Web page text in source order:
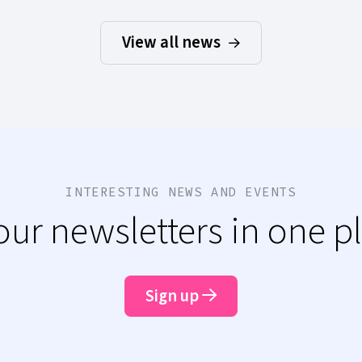
View all news
INTERESTING NEWS AND EVENTS
newsletters in one
Sign up